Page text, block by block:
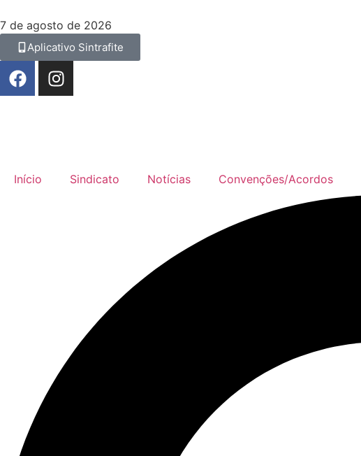
7 de agosto de 2026
Aplicativo Sintrafite
Início Sindicato Notícias Convenções/Acordos